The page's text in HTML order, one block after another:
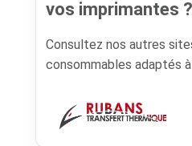
vos imprimantes ?
Consultez nos autres
consommables adaptés